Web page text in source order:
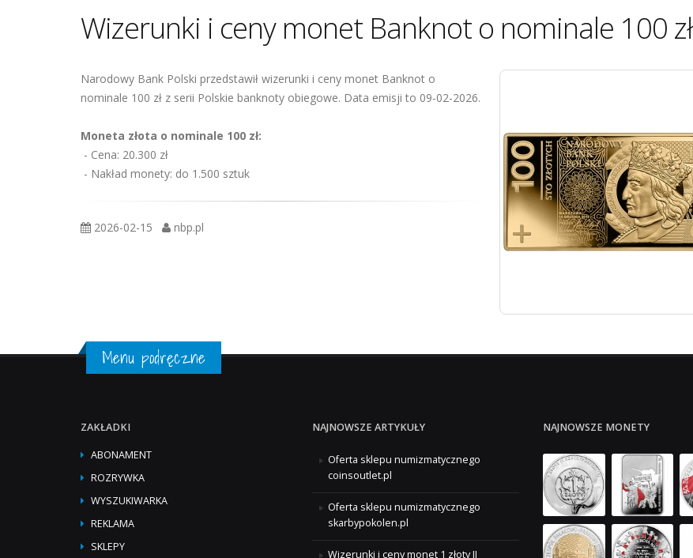
Wizerunki i ceny monet Banknot o nominale 100 zł
Narodowy Bank Polski przedstawił wizerunki i ceny monet Banknot o
nominale 100 zł z serii Polskie banknoty obiegowe. Data emisji to 09-02-2026.
Moneta złota o nominale 100 zł:
- Cena: 20.300 zł
- Nakład monety: do 1.500 sztuk
2026-02-15 nbp.pl
Menu podręczne
ZAKŁADKI
ABONAMENT
ROZRYWKA
WYSZUKIWARKA
REKLAMA
SKLEPY
NAJNOWSZE ARTYKUŁY
Oferta sklepu numizmatycznego
coinsoutlet.pl
Oferta sklepu numizmatycznego
skarbypokolen.pl
Wizerunki i ceny monet 1 złoty II
NAJNOWSZE MONETY